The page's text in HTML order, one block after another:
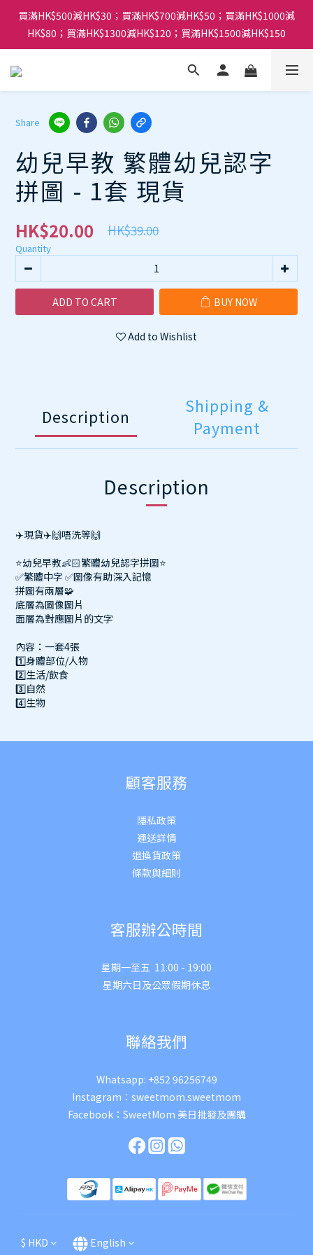
買滿HK$500減HK$30；買滿HK$700減HK$50；買滿HK$1000減
HK$80；買滿HK$1300減HK$120；買滿HK$1500減HK$150
Share
幼兒早教 繁體幼兒認字
拼圖 - 1套 現貨
HK$20.00 HK$39.00
Quantity
ADD TO CART BUY NOW
Add to Wishlist
Description
Shipping &
Payment
Description
✈️現貨✈️🙌唔洗等🙌
⭐幼兒早教👶🏻繁體幼兒認字拼圖⭐
✅繁體中字 ✅圖像有助深入記憶
拼圖有兩層🧩
底層為圖像圖片
面層為對應圖片的文字
內容：一套4張
1️⃣身體部位/人物
2️⃣生活/飲食
3️⃣自然
4️⃣生物
顧客服務
隱私政策
運送詳情
退換貨政策
條款與細則
客服辦公時間
星期一至五 11:00 - 19:00
星期六日及公眾假期休息
聯絡我們
Whatsapp: +852 96256749
Instagram： sweetmom.sweetmom
Facebook： SweetMom 美日批發及團購
$ HKD English